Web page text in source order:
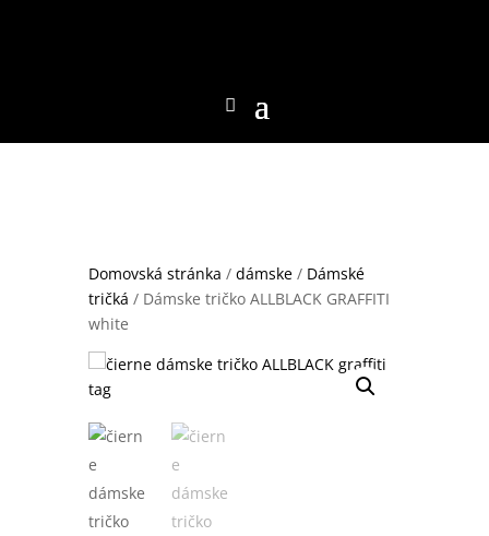
Domovská stránka / dámske/ Dámské
tričká / Dámske tričko ALLBLACK GRAFFITI
white